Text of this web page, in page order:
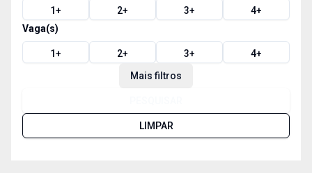
1+ 2+ 3+ 4+
Vaga(s)
1+ 2+ 3+ 4+
Mais filtros
LIMPAR